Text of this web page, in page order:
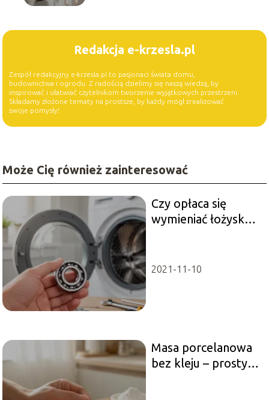
Redakcja e-krzesla.pl
Zespół redakcyjny e-krzesla.pl to pasjonaci świata domu,
budownictwa i ogrodu. Z radością dzielimy się naszą wiedzą, by
inspirować i ułatwiać czytelnikom tworzenie wyjątkowych przestrzeni.
Składamy złożone tematy na prostsze, by każdy mógł zrealizować
swoje pomysły!
Może Cię również zainteresować
Czy opłaca się
wymieniać łożyska
2021-11-10
Masa porcelanowa
bez kleju – prosty